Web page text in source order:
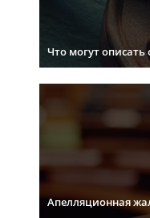
Что могут
Апелляционная